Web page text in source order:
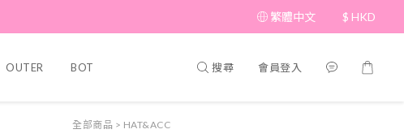
繁體中文 $ HKD
OUTER BOTTOM BRAND PICKS Beauty SHOES&BAG
搜尋 會員登入
全部商品 > HAT&ACC